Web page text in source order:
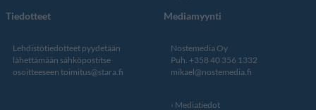
Tiedotteet
Lehdistötiedotteet pyydetään
lähettämään sähköpostitse
osoitteeseen toimitus@stara.fi
Mediamyynti
Nostemedia Oy
Puh. +358 40 356 1332
mikael@nostemedia.fi
Mediatiedot